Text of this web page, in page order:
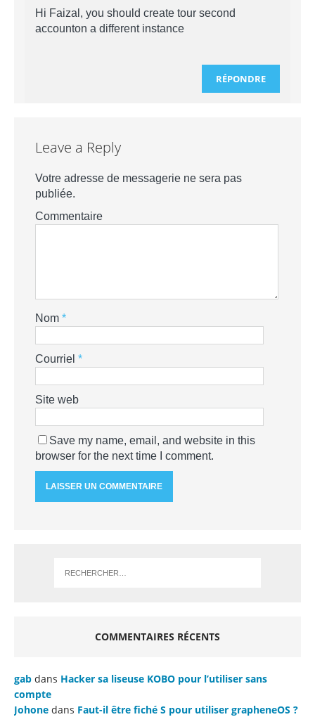
Hi Faizal, you should create tour second
accounton a different instance
RÉPONDRE
Leave a Reply
Votre adresse de messagerie ne sera pas
publiée.
Commentaire
Nom *
Courriel *
Site web
Save my name, email, and website in this
browser for the next time I comment.
COMMENTAIRES RÉCENTS
gab dans Hacker sa liseuse KOBO pour l’utiliser sans
compte
Johone dans Faut-il être fiché S pour utiliser grapheneOS ?